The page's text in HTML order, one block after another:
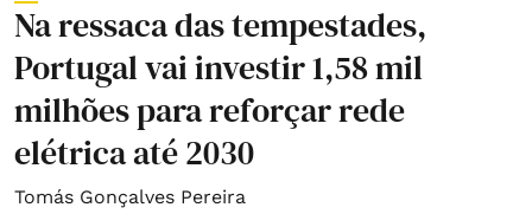
Na ressaca das tempestades,
Portugal vai investir 1,58 mil
milhões para reforçar rede
elétrica até 2030
Tomás Gonçalves Pereira